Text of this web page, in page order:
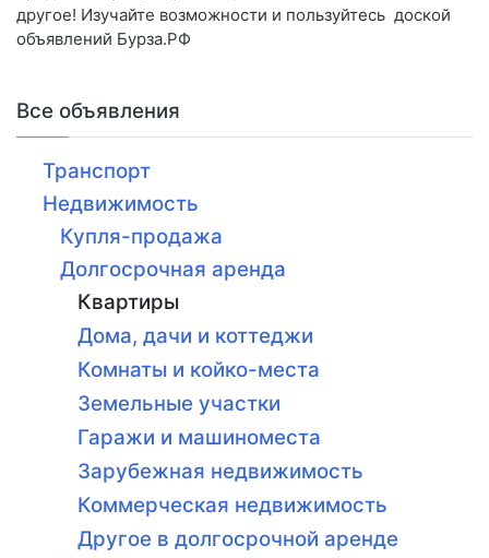
другое! Изучайте возможности и пользуйтесь доской
объявлений Бурза.РФ
Все объявления
Транспорт
Недвижимость
Купля-продажа
Долгосрочная аренда
Квартиры
Дома, дачи и коттеджи
Комнаты и койко-места
Земельные участки
Гаражи и машиноместа
Зарубежная недвижимость
Коммерческая недвижимость
Другое в долгосрочной аренде